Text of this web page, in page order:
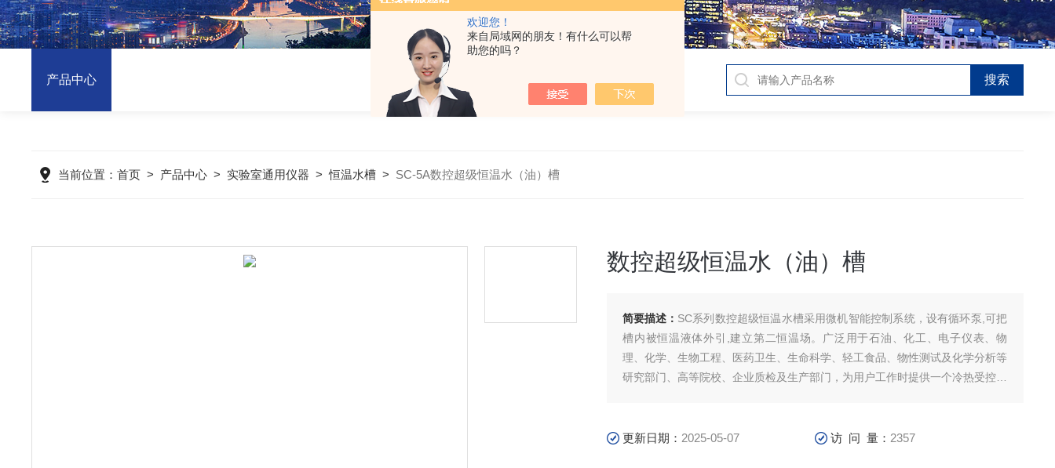
欢迎您！
来自局域网的朋友！有什么可以帮
助您的吗？
产品中心
当前位置：首页 > 产品中心 > 实验室通用仪器 >恒温水槽 > SC-5A数控超级恒温水（油）槽
数控超级恒温水（油）槽
简要描述： SC系列数控超级恒温水槽采用微机智能控制系统，设有循环泵,可把
槽内被恒温液体外引,建立第二恒温场。广泛用于石油、化工、电子仪表、物
理、化学、生物工程、医药卫生、生命科学、轻工食品、物性测试及化学分析等
研究部门、高等院校、企业质检及生产部门，为用户工作时提供一个冷热受控，
更新日期： 2025-05-07 访 问 量： 2357